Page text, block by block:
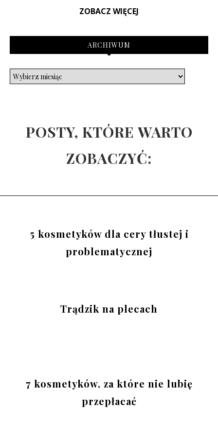
ZOBACZ WIĘCEJ
ARCHIWUM
POSTY, KTÓRE WARTO
ZOBACZYĆ:
5 kosmetyków dla cery tłustej i
problematycznej
Trądzik na plecach
7 kosmetyków, za które nie lubię
przepłacać